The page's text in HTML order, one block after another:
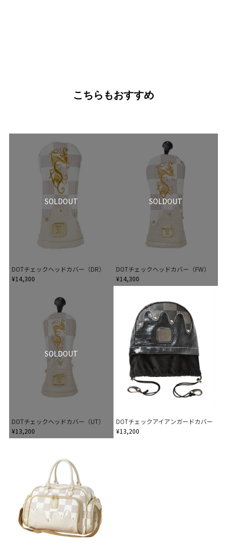
こちらもおすすめ
SOLDOUT
DOTチェックヘッドカバー（DR）
¥14,300
SOLDOUT
DOTチェックヘッドカバー（FW）
¥14,300
SOLDOUT
DOTチェックヘッドカバー（UT）
¥13,200
DOTチェックアイアンガードカバー
¥13,200